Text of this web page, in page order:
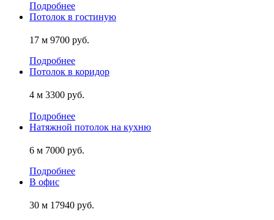
Подробнее
Потолок в гостиную
17 м 9700 руб.
Подробнее
Потолок в коридор
4 м 3300 руб.
Подробнее
Натяжной потолок на кухню
6 м 7000 руб.
Подробнее
В офис
30 м 17940 руб.